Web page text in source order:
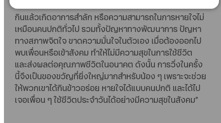
กินแล้วเกิดอาการสำลัก หรือความสามารถในการหายใจไม่
เหมือนคนปกติทั่วไป รวมทั้งปัญหาทางพัฒนาการ ปัญหา
ทางสภาพจิตใจ ขาดความมั่นใจในตัวเอง เมื่อต้องออกไป
พบเพื่อนหรือเข้าสังคม ทำให้ไม่มีความสุขในการใช้ชีวิต
และส่งผลต่อคุณภาพชีวิตในอนาคต ดังนั้น การวิ่งในครั้ง
นี้จึงเป็นของขวัญที่ยิ่งใหญ่มากสำหรับน้อง ๆ เพราะจะช่วย
ให้พวกเขาได้กินข้าวอร่อย หายใจได้แบบคนปกติ และได้ไป
เจอเพื่อน ๆ ใช้ชีวิตประจำวันได้อย่างมีความสุขในสังคม”